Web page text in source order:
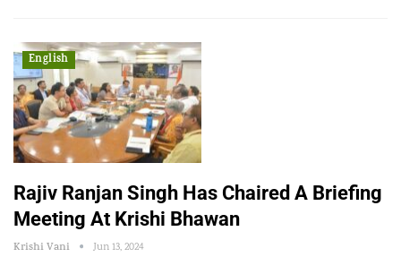
English
Rajiv Ranjan Singh Has Chaired A Briefing
Meeting At Krishi Bhawan
Krishi Vani Jun 13, 2024